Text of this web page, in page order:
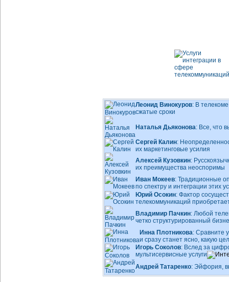
Леонид Винокуров: В
сжатые сроки
Наталья Дьяконова: Все, что
Сергей Калин:
их маркетинговые усилия
Алексей Кузовкин:
их преимущества неоспоримы
Иван Мокеев: Традиционные
по спектру и интеграции этих
Юрий Осокин: Фактор
телекоммуникаций
Владимир Пачкин: Любой
четко структурированный
Инна Плотникова: Сравните
и сразу станет ясно, какую
Игорь Соколов: Вслед за
мультисервисные услуги
Андрей Татаренко: Эйфория,